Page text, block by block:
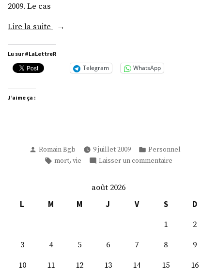
2009. Le cas
Lire la suite « Réfléxion
Lu sur #LaLettreR
Telegram WhatsApp
J’aime ça :
Publié
par
Romain Bgb 9 juillet 2009
Publié
dans
Personnel
Étiquettes :
mort, vie Laisser un commentaire
août 2026
L
M M J V S
D
1
2
3
4 5 6 7 8
9
10
11 12 13 14 15
16